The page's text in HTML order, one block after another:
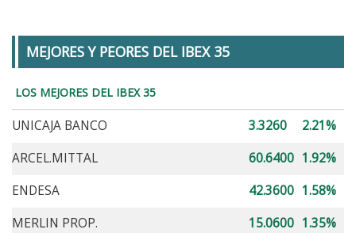
MEJORES Y PEORES DEL IBEX 35
LOS MEJORES DEL IBEX 35
UNICAJA BANCO 3.3260
2.21%
ARCEL.MITTAL
60.6400 1.92%
ENDESA
42.3600 1.58%
MERLIN PROP.
15.0600 1.35%